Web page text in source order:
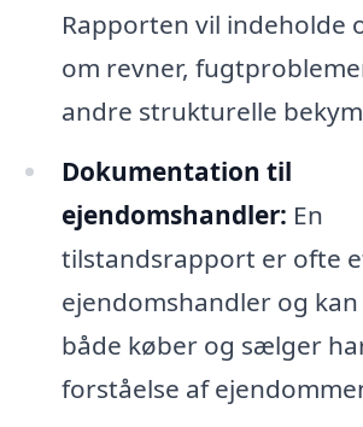
Rapporten vil indeholde
om revner,
andre strukturelle
Dokumentation til
ejendomshandler: En
tilstandsrapport er ofte
ejendomshandler og
både køber og sælger
forståelse af